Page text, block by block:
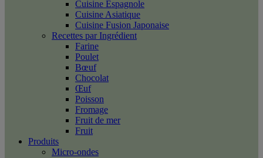
Cuisine Espagnole
Cuisine Asiatique
Cuisine Fusion Japonaise
Recettes par Ingrédient
Farine
Poulet
Bœuf
Chocolat
Œuf
Poisson
Fromage
Fruit de mer
Fruit
Produits
Micro-ondes